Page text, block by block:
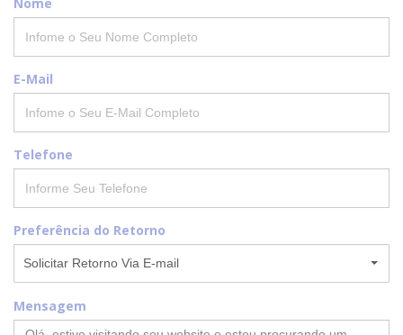
E-Mail
Telefone
Preferência do Retorno
Solicitar Retorno Via E-mail
Mensagem